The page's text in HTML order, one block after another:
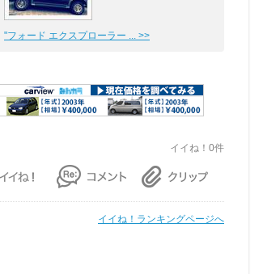
"フォード エクスプローラー ... >>
イイね！0件
イイね！ランキングページへ